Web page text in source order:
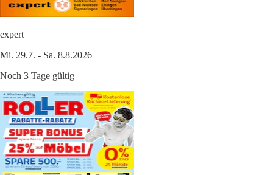
expert
Mi. 29.7. - Sa. 8.8.2026
Noch 3 Tage gültig